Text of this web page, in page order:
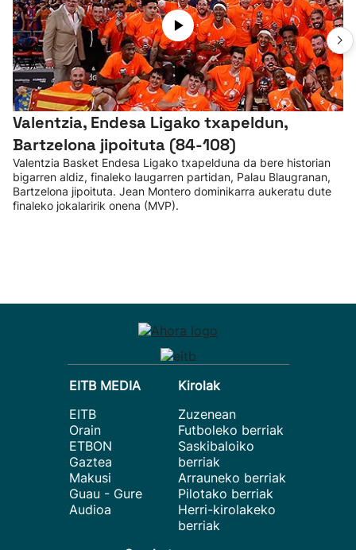
Valentzia, Endesa Ligako txapeldun,
Bartzelona jipoituta (84-108)
Valentzia Basket Endesa Ligako txapelduna da bere historian
bigarren aldiz, finaleko laugarren partidan, Palau Blaugranan,
Bartzelona jipoituta. Jean Montero dominikarra aukeratu dute
finaleko jokalaririk onena (MVP).
EITB MEDIA
EITB
Orain
ETBON
Gaztea
Makusi
Guau - Gure
Audioa
Kirolak
Zuzenean
Futboleko berriak
Saskibaloiko
berriak
Arrauneko berriak
Pilotako berriak
Herri-kirolakeko
berriak